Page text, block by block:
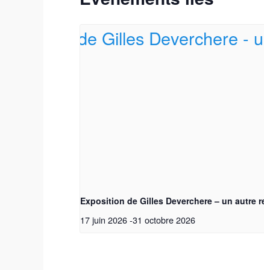
Exposition de Gilles Deverchere – un autre
17 juin 2026-31 octobre 2026